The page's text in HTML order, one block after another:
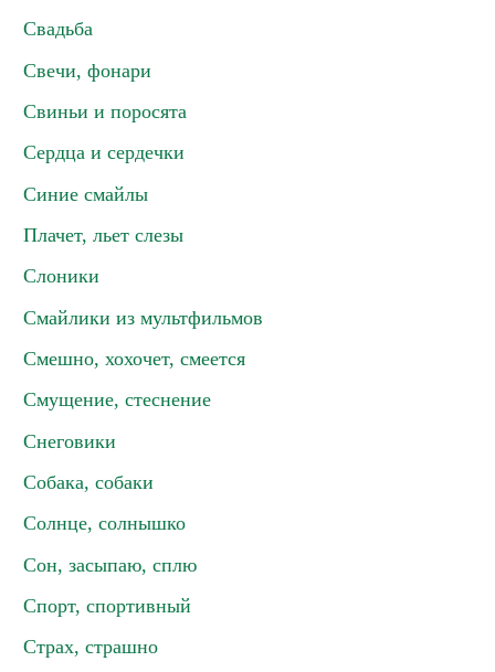
Свадьба
Свечи, фонари
Свиньи и поросята
Сердца и сердечки
Синие смайлы
Плачет, льет слезы
Слоники
Смайлики из мультфильмов
Смешно, хохочет, смеется
Смущение, стеснение
Снеговики
Собака, собаки
Солнце, солнышко
Сон, засыпаю, сплю
Спорт, спортивный
Страх, страшно